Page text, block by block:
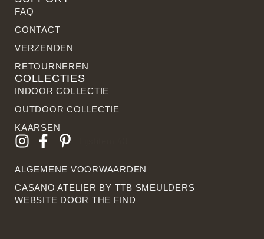
FAQ
CONTACT
VERZENDEN
RETOURNEREN
COLLECTIES
INDOOR COLLECTIE
OUTDOOR COLLECTIE
KAARSEN
ALGEMENE VOORWAARDEN
CASANO ATELIER BY TTB SMEULDERS
WEBSITE DOOR THE FIND